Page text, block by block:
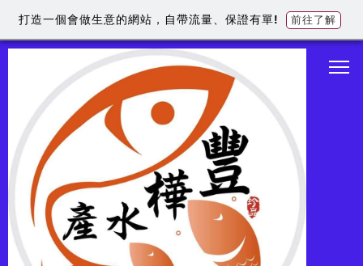
打造一個會做生意的網站，自帶流量、保證有單! 前往了解